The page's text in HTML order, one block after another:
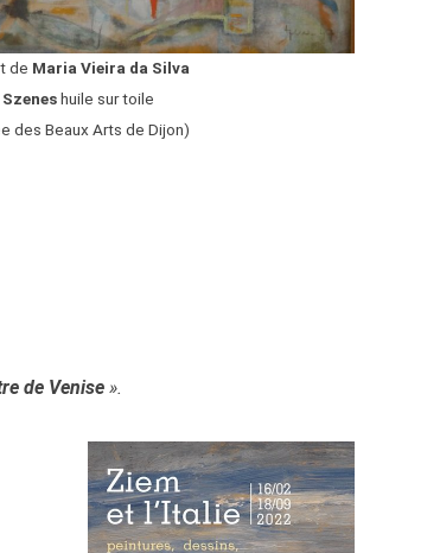
de Maria Vieira da Silva
huile sur toile
des Beaux Arts de Dijon)
de Venise ».